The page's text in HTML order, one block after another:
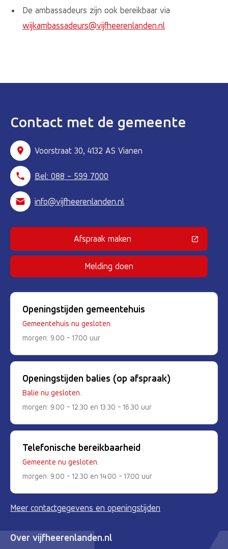
De ambassadeurs zijn ook bereikbaar via
wijkambassadeurs@vijfheerenlanden.nl
Contact met de gemeente
Voorstraat 30, 4132 AS Vianen
Bel: 088 - 599 7000
info@vijfheerenlanden.nl
Afspraak maken(Deze link gaat naar een externe
Melding doen
Openingstijden gemeentehuis
Gemeentehuis nu gesloten.
morgen: 9.00 - 17.00 uur
Openingstijden balies (op afspraak)
Balie nu gesloten.
morgen: 9.00 - 12.30 en 13.30 - 16.30 uur
Telefonische bereikbaarheid
Gemeente nu gesloten.
morgen: 9.00 - 12.30 en 14.00 - 17.00 uur
Meer contactgegevens en openingstijden
Over vijfheerenlanden.nl